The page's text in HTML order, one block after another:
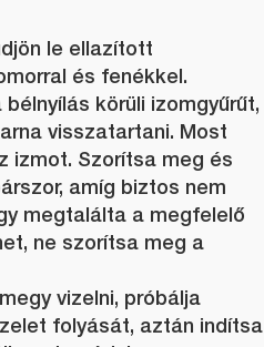
le ellazított
és fenékkel.
körüli izomgyűrűt,
visszatartani. Most
izmot. Szorítsa meg és
amíg biztos nem
megtalálta a megfelelő
ne szorítsa meg a
vizelni, próbálja
folyását, aztán indítsa